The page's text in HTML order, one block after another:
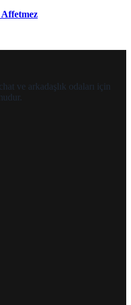
ve arkadaşlık odaları için